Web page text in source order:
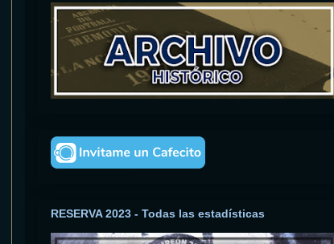
RESERVA 2023 - Todas las estadísticas